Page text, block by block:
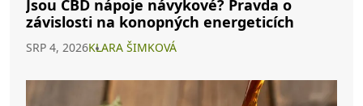
Jsou CBD nápoje návykové? Pravda o
závislosti na konopných energeticích
SRP 4, 2026KLARA ŠIMKOVÁ